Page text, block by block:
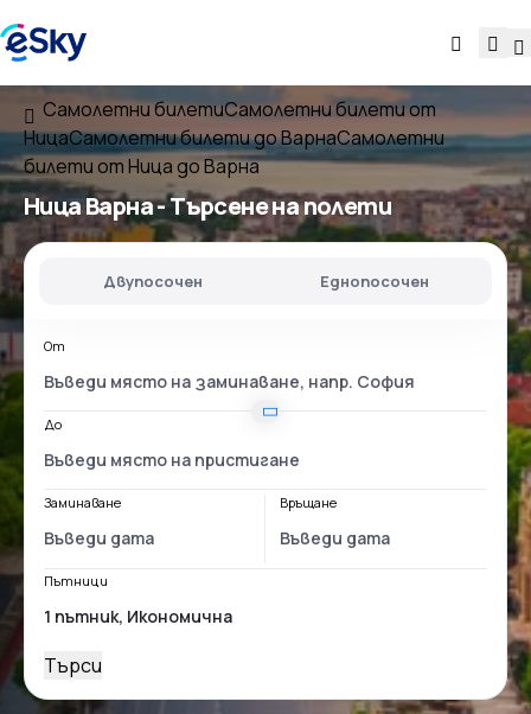
Самолетни билетиСамолетни билети от
НицаСамолетни билети до ВарнаСамолетни
билети от Ница до Варна
Ница Варна- Търсене на полети
Двупосочен Еднопосочен
От
До
Заминаване Връщане
Пътници
Търси